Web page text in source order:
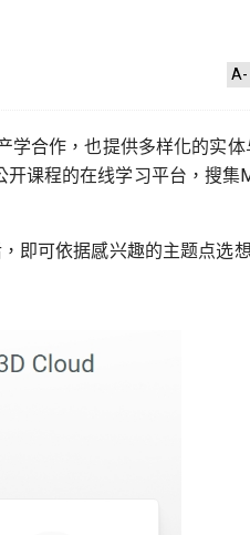
A-
合作，也提供多样化的实
课程的在线学习平台，搜集
即可依据感兴趣的主题点选